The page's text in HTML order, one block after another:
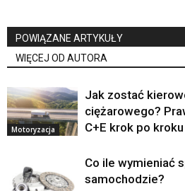
POWIĄZANE ARTYKUŁY
WIĘCEJ OD AUTORA
Motoryzacja
Jak zostać
ciężarowego?
C+E krok po kroku
Co ile wymieniać
samochodzie?